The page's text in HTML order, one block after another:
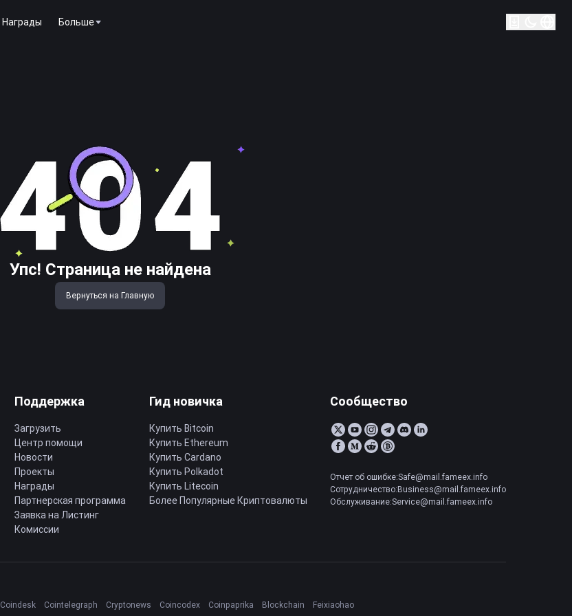
Награды Больше
Упс! Страница не найдена
Вернуться на Главную
Поддержка
Загрузить
Центр помощи
Новости
Проекты
Награды
Партнерская программа
Заявка на Листинг
Комиссии
Гид новичка
Купить Bitcoin
Купить Ethereum
Купить Cardano
Купить Polkadot
Купить Litecoin
Более Популярные Криптовалюты
Сообщество
Отчет об ошибке:Safe@mail.fameex.info
Сотрудничество:Business@mail.fameex.info
Обслуживание:Service@mail.fameex.info
Coindesk Cointelegraph Cryptonews Coincodex Coinpaprika Blockchain
Feixiaohao